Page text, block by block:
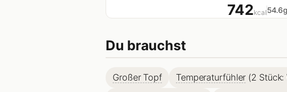
742kcal54.6g
Du brauchst
Großer Topf Temperaturfühler (2 Stück: